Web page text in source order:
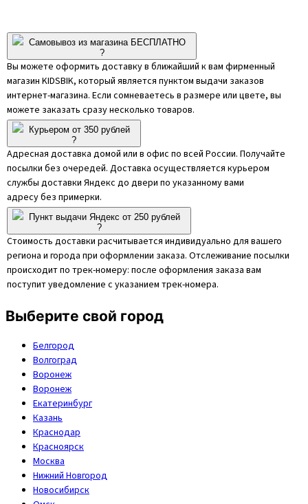
Самовывоз из магазина БЕСПЛАТНО
?
Вы можете оформить доставку в ближайший к вам фирменный
магазин KIDSBIK, который является пунктом выдачи заказов
интернет-магазина. Если сомневаетесь в размере или цвете, вы
можете заказать сразу несколько товаров.
Курьером от 350 рублей
?
Адресная доставка домой или в офис по всей России. Получайте
посылки без очередей. Доставка осуществляется курьером
службы доставки Яндекс до двери по указанному вами
адресу без примерки.
Пункт выдачи Яндекс от 250 рублей
?
Стоимость доставки расчитывается индивидуально для вашего
региона и города при оформлении заказа. Отслеживание посылки
происходит по трек-номеру: после оформления заказа вам
поступит уведомление с указанием трек-номера.
Выберите свой город
Белгород
Волгоград
Воронеж
Воронеж
Екатеринбург
Казань
Краснодар
Красноярск
Москва
Нижний Новгород
Новосибирск